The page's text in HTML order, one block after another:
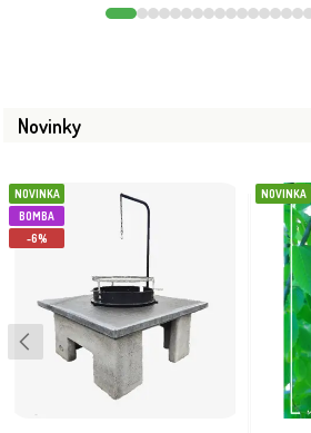
Novinky
NOVINKA
BOMBA
-6%
NOVINKA